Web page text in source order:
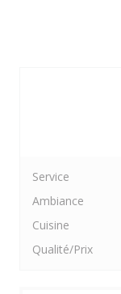
Service
Ambiance
Cuisine
Qualité/Prix